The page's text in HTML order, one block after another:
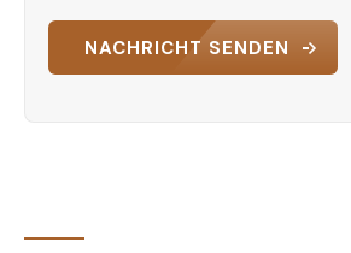
NACHRICHT SENDEN